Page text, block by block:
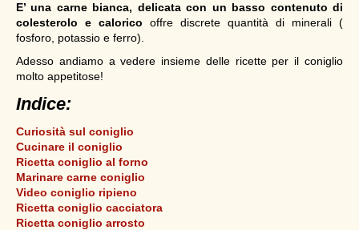
E’ una carne bianca, delicata con un basso contenuto di
colesterolo e calorico offre discrete quantità di minerali (
fosforo, potassio e ferro).
Adesso andiamo a vedere insieme delle ricette per il coniglio
molto appetitose!
Indice:
Curiosità sul coniglio
Cucinare il coniglio
Ricetta coniglio al forno
Marinare carne coniglio
Video coniglio ripieno
Ricetta coniglio cacciatora
Ricetta coniglio arrosto